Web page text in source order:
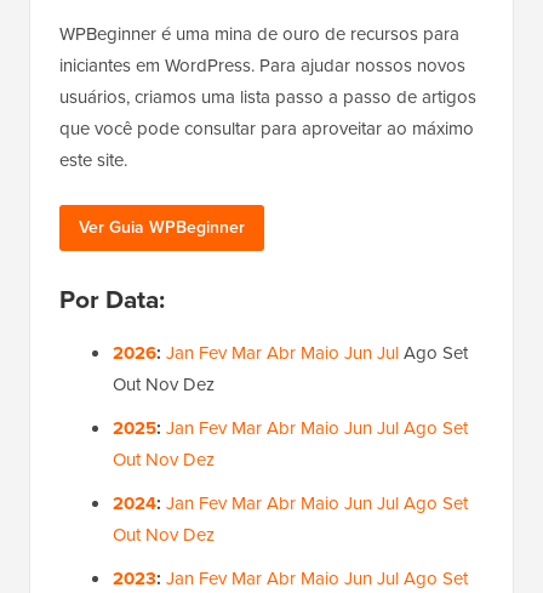
WPBeginner é uma mina de ouro de recursos para
iniciantes em WordPress. Para ajudar nossos novos
usuários, criamos uma lista passo a passo de artigos
que você pode consultar para aproveitar ao máximo
este site.
Ver Guia WPBeginner
Por Data:
2026: Jan Fev MarAbr Maio JunJulAgo Set
Out Nov Dez
2025: Jan Fev MarAbr Maio JunJulAgo Set
Out Nov Dez
2024: Jan Fev MarAbr Maio JunJulAgo Set
Out Nov Dez
2023: Jan Fev MarAbr Maio JunJulAgo Set